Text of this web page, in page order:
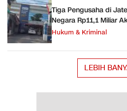
Tiga Pengusaha di
Negara Rp11,1 Miliar
Hukum & Kriminal
LEBIH